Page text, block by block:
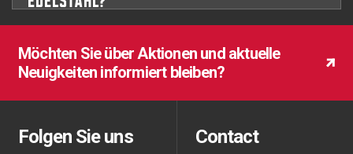
Möchten Sie über Aktionen und aktuelle
Neuigkeiten informiert bleiben?
Folgen Sie uns Contact